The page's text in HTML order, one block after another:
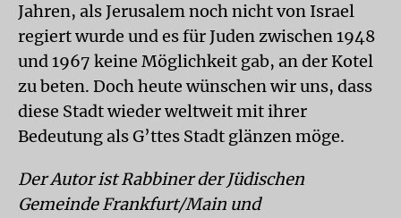
Jahren, als Jerusalem noch nicht von Israel
regiert wurde und es für Juden zwischen 1948
und 1967 keine Möglichkeit gab, an der Kotel
zu beten. Doch heute wünschen wir uns, dass
diese Stadt wieder weltweit mit ihrer
Bedeutung als G’ttes Stadt glänzen möge.
Der Autor ist Rabbiner der Jüdischen
Gemeinde Frankfurt/Main und